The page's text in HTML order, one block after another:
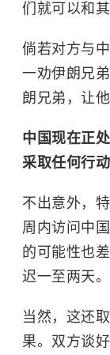
们就可以和
倘若对方与
一劝伊朗兄
朗兄弟，让
中国现在正
采取任何行动
不出意外，
周内访问中
的可能性也
迟一至两天。
当然，这还
果。双方谈